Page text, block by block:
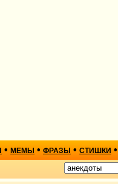
• МЕМЫ • ФРАЗЫ • СТИШКИ •